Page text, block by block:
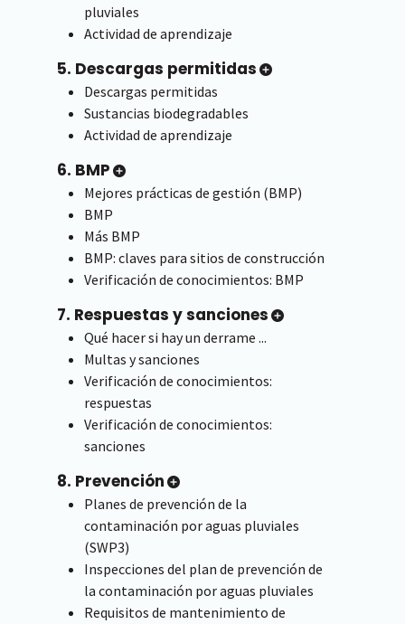
pluviales
Actividad de aprendizaje
5. Descargas permitidas
Descargas permitidas
Sustancias biodegradables
Actividad de aprendizaje
6. BMP
Mejores prácticas de gestión (BMP)
BMP
Más BMP
BMP: claves para sitios de construcción
Verificación de conocimientos: BMP
7. Respuestas y sanciones
Qué hacer si hay un derrame ...
Multas y sanciones
Verificación de conocimientos:
respuestas
Verificación de conocimientos:
sanciones
8. Prevención
Planes de prevención de la
contaminación por aguas pluviales
(SWP3)
Inspecciones del plan de prevención de
la contaminación por aguas pluviales
Requisitos de mantenimiento de